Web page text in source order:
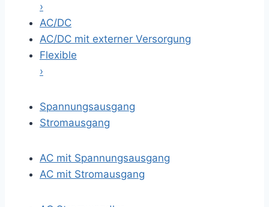
›
AC/DC
AC/DC mit externer Versorgung
Flexible
›
Spannungsausgang
Stromausgang
AC mit Spannungsausgang
AC mit Stromausgang